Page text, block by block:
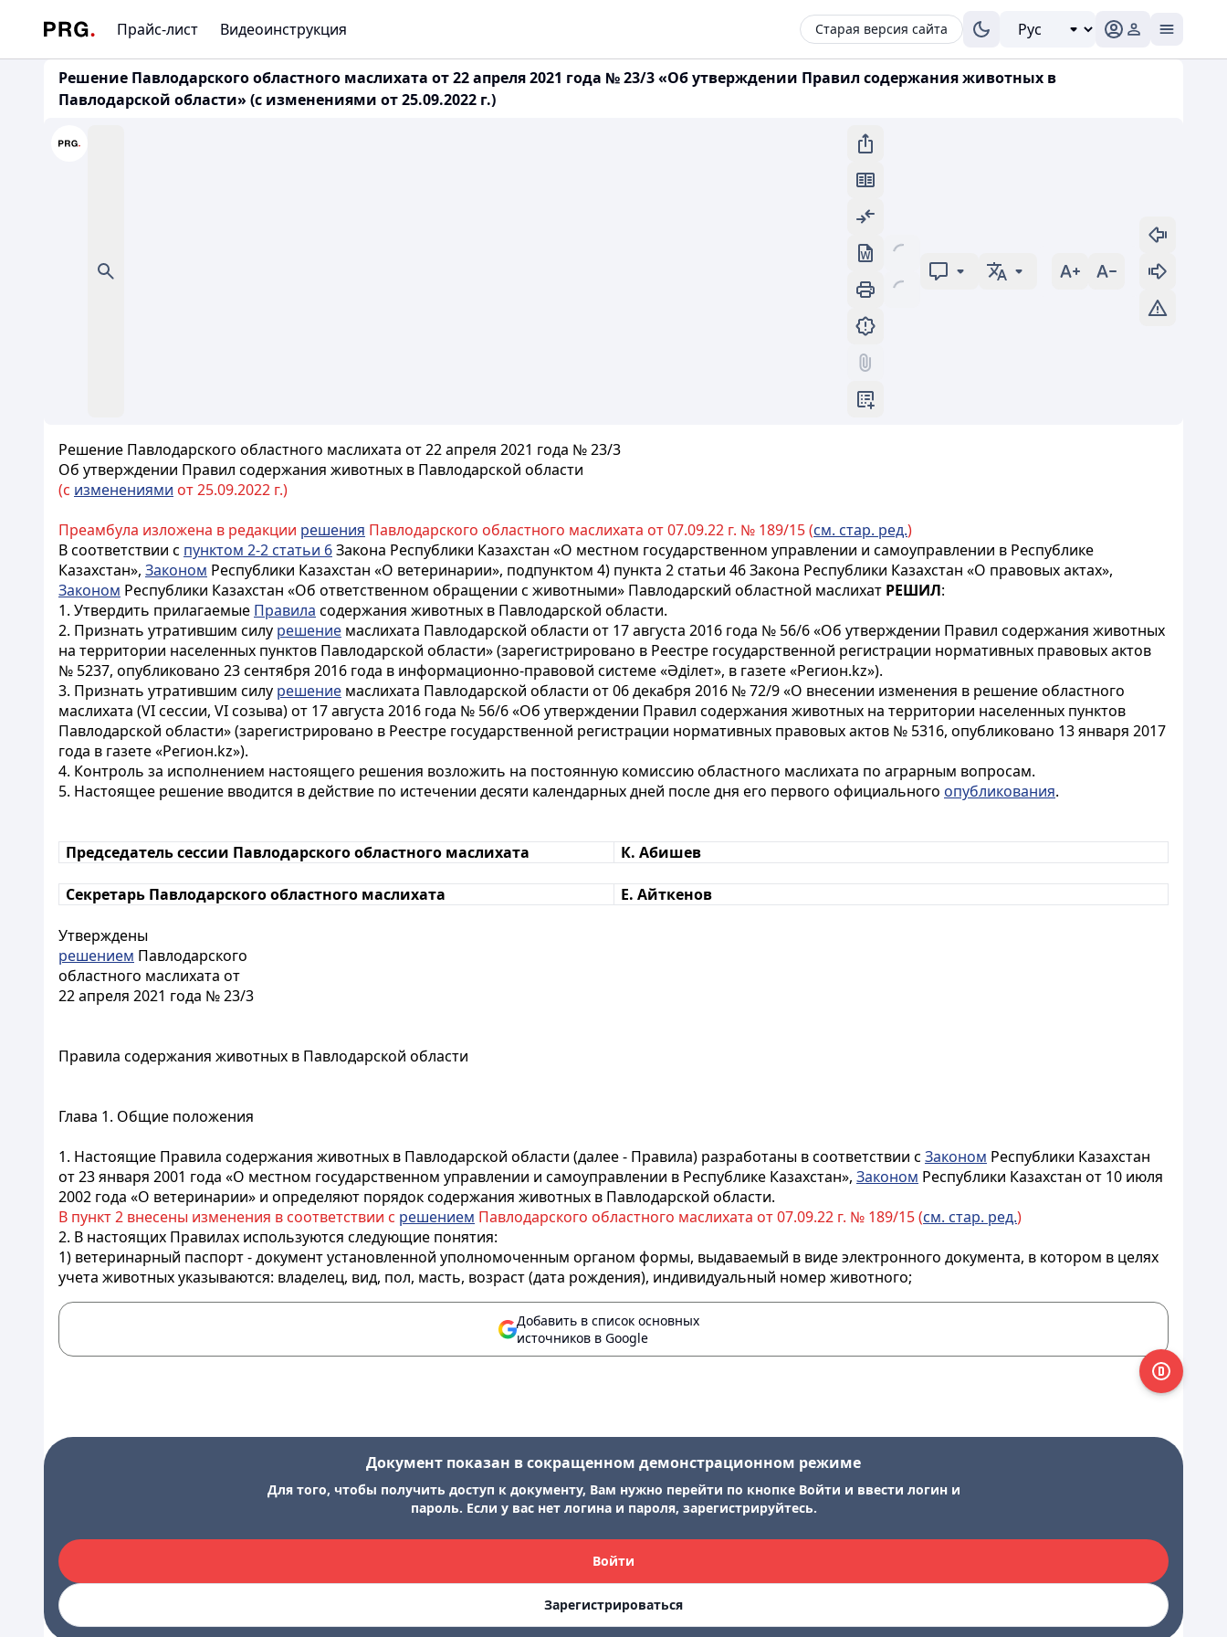
Прайс-лист Видеоинструкция Старая версия сайта
Решение Павлодарского областного маслихата от 22 апреля 2021 года № 23/3 «Об утверждении Правил содержания животных в
Павлодарской области» (с изменениями от 25.09.2022 г.)
Решение Павлодарского областного маслихата от 22 апреля 2021 года № 23/3
Об утверждении Правил содержания животных в Павлодарской области
(с изменениями от 25.09.2022 г.)
Преамбула изложена в редакции решения Павлодарского областного маслихата от 07.09.22 г. № 189/15 (см. стар. ред.)
В соответствии с пунктом 2-2 статьи 6Закона Республики Казахстан «О местном государственном управлении и самоуправлении в Республике
Казахстан», Законом Республики Казахстан «О ветеринарии», подпунктом 4) пункта 2 статьи 46 Закона Республики Казахстан «О правовых актах»,
Законом Республики Казахстан «Об ответственном обращении с животными» Павлодарский областной маслихат РЕШИЛ:
1. Утвердить прилагаемые Правила содержания животных в Павлодарской области.
2. Признать утратившим силу решение маслихата Павлодарской области от 17 августа 2016 года № 56/6 «Об утверждении Правил содержания животных
на территории населенных пунктов Павлодарской области» (зарегистрировано в Реестре государственной регистрации нормативных правовых актов
№ 5237, опубликовано 23 сентября 2016 года в информационно-правовой системе «Әділет», в газете «Регион.kz»).
3. Признать утратившим силу решение маслихата Павлодарской области от 06 декабря 2016 № 72/9 «О внесении изменения в решение областного
маслихата (VI сессии, VI созыва) от 17 августа 2016 года № 56/6 «Об утверждении Правил содержания животных на территории населенных пунктов
Павлодарской области» (зарегистрировано в Реестре государственной регистрации нормативных правовых актов № 5316, опубликовано 13 января 2017
года в газете «Регион.kz»).
4. Контроль за исполнением настоящего решения возложить на постоянную комиссию областного маслихата по аграрным вопросам.
5. Настоящее решение вводится в действие по истечении десяти календарных дней после дня его первого официального опубликования.
Председатель сессии Павлодарского областного маслихата К. Абишев
Секретарь Павлодарского областного маслихата Е. Айткенов
Утверждены
решением Павлодарского
областного маслихата от
22 апреля 2021 года № 23/3
Правила содержания животных в Павлодарской области
Глава 1. Общие положения
1. Настоящие Правила содержания животных в Павлодарской области (далее - Правила) разработаны в соответствии с Законом Республики Казахстан
от 23 января 2001 года «О местном государственном управлении и самоуправлении в Республике Казахстан», Законом Республики Казахстан от 10 июля
2002 года «О ветеринарии» и определяют порядок содержания животных в Павлодарской области.
В пункт 2 внесены изменения в соответствии с решением Павлодарского областного маслихата от 07.09.22 г. № 189/15 (см. стар. ред.)
2. В настоящих Правилах используются следующие понятия:
1) ветеринарный паспорт - документ установленной уполномоченным органом формы, выдаваемый в виде электронного документа, в котором в целях
учета животных указываются: владелец, вид, пол, масть, возраст (дата рождения), индивидуальный номер животного;
Добавить в список основных
источников в Google
Документ показан в сокращенном демонстрационном режиме
Для того, чтобы получить доступ к документу, Вам нужно перейти по кнопке Войти и ввести логин и
пароль. Если у вас нет логина и пароля, зарегистрируйтесь.
Войти
Зарегистрироваться